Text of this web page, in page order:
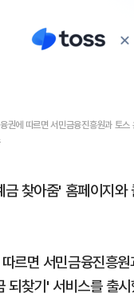
권에 따르면 서민금융진흥원과 토
찾아줌' 홈페이지
르면 서민금융진흥
되찾기' 서비스를 출